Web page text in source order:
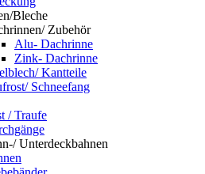
Bleche
Zubehör
Alu- Dachrinne
Zink- Dachrinne
Kantteile
Schneefang
/ Traufe
Unterdeckbahnen